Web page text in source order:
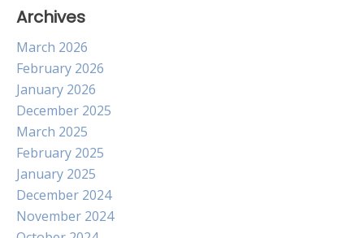
Archives
March 2026
February 2026
January 2026
December 2025
March 2025
February 2025
January 2025
December 2024
November 2024